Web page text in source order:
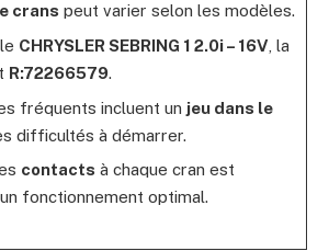
crans peut varier selon les modèles.
CHRYSLER SEBRING 1 2.0i – 16V, la
R:72266579.
fréquents incluent un jeu dans le
difficultés à démarrer.
contacts à chaque cran est
fonctionnement optimal.